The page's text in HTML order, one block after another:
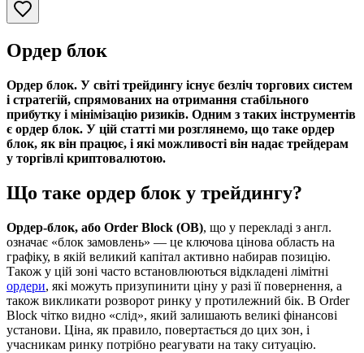
Ордер блок
Ордер блок. У світі трейдингу існує безліч торгових систем
і стратегій, спрямованих на отримання стабільного
прибутку і мінімізацію ризиків. Одним з таких інструментів
є ордер блок. У цій статті ми розглянемо, що таке ордер
блок, як він працює, і які можливості він надає трейдерам
у торгівлі криптовалютою.
Що таке ордер блок у трейдингу?
Ордер-блок, або Order Block (OB), що у перекладі з англ.
означає «блок замовлень» — це ключова цінова область на
графіку, в якій великий капітал активно набирав позицію.
Також у цій зоні часто встановлюються відкладені лімітні
ордери, які можуть призупинити ціну у разі її повернення, а
також викликати розворот ринку у протилежний бік. В Order
Block чітко видно «слід», який залишають великі фінансові
установи. Ціна, як правило, повертається до цих зон, і
учасникам ринку потрібно реагувати на таку ситуацію.